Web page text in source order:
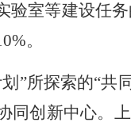
验室等建设任
。
划”所探索的“
同创新中心。